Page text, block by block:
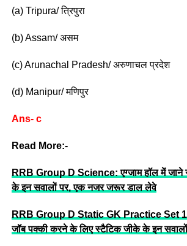
(a) Tripura/ त्रिपुरा
(b) Assam/ असम
(c) Arunachal Pradesh/ अरुणाचल प्रदेश
(d) Manipur/ मणिपुर
Ans- c
Read More:-
RRB Group D Science: एग्जाम हॉल में जाने से
के इन सवालों पर, एक नजर जरूर डाल लेवे
RRB Group D Static GK Practice Set
जॉब पक्की करने के लिए स्टैटिक जीके के इन